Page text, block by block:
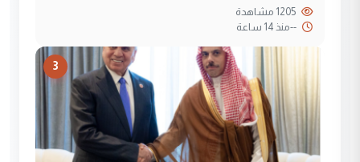
--منذ 14 ساعة
3